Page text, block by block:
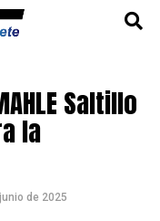
Saltillo
la
de 2025